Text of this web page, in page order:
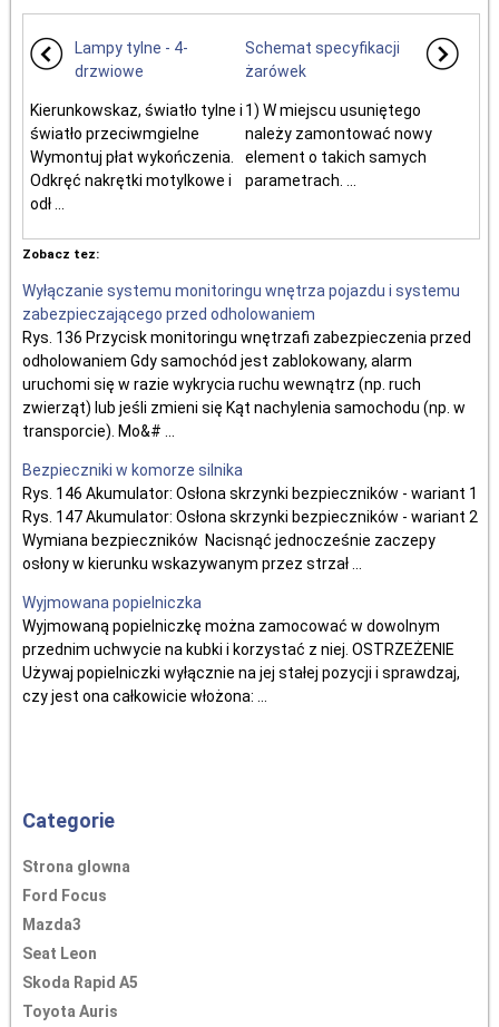
Lampy tylne - 4-
drzwiowe
Kierunkowskaz, światło tylne i
światło przeciwmgielne
Wymontuj płat wykończenia.
Odkręć nakrętki motylkowe i
odł ...
Schemat specyfikacji
żarówek
1) W miejscu usuniętego
należy zamontować nowy
element o takich samych
parametrach. ...
Zobacz tez:
Wyłączanie systemu monitoringu wnętrza pojazdu i systemu
zabezpieczającego przed odholowaniem
Rys. 136 Przycisk monitoringu wnętrzafi zabezpieczenia przed
odholowaniem Gdy samochód jest zablokowany, alarm
uruchomi się w razie wykrycia ruchu wewnątrz (np. ruch
zwierząt) lub jeśli zmieni się Kąt nachylenia samochodu (np. w
transporcie). Mo&# ...
Bezpieczniki w komorze silnika
Rys. 146 Akumulator: Osłona skrzynki bezpieczników - wariant 1
Rys. 147 Akumulator: Osłona skrzynki bezpieczników - wariant 2
Wymiana bezpieczników Nacisnąć jednocześnie zaczepy
osłony w kierunku wskazywanym przez strzał ...
Wyjmowana popielniczka
Wyjmowaną popielniczkę można zamocować w dowolnym
przednim uchwycie na kubki i korzystać z niej. OSTRZEŻENIE
Używaj popielniczki wyłącznie na jej stałej pozycji i sprawdzaj,
czy jest ona całkowicie włożona: ...
Categorie
Strona glowna
Ford Focus
Mazda3
Seat Leon
Skoda Rapid A5
Toyota Auris